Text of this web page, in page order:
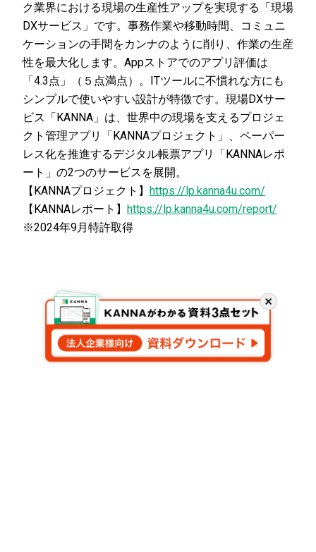
ク業界における現場の生産性アップを実現する「現場
DXサービス」です。事務作業や移動時間、コミュニ
ケーションの手間をカンナのように削り、作業の生産
性を最大化します。Appストアでのアプリ評価は
「4.3点」（５点満点）。ITツールに不慣れな方にも
シンプルで使いやすい設計が特徴です。現場DXサー
ビス「KANNA」は、世界中の現場を支えるプロジェ
クト管理アプリ「KANNAプロジェクト」、ペーパー
レス化を推進するデジタル帳票アプリ「KANNAレポ
ート」の2つのサービスを展開。
【KANNAプロジェクト】
https://lp.kanna4u.com/
【KANNAレポート】
https://lp.kanna4u.com/report/
※2024年9月特許取得
閉